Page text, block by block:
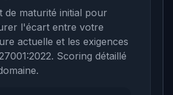
de maturité initial pour
l'écart entre votre
actuelle et les exigences
Scoring détaillé